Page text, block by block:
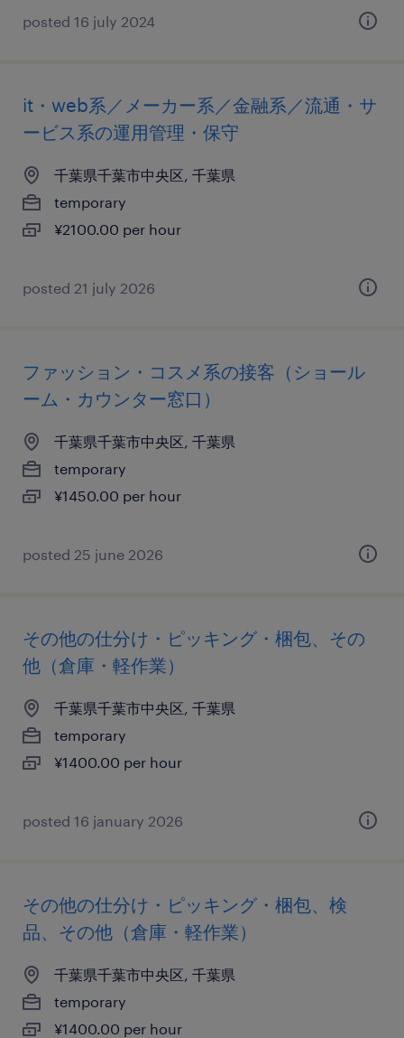
posted 16 july 2024
it・web系／メーカー系／金融系／流通・サ
ービス系の運用管理・保守
千葉県千葉市中央区, 千葉県
temporary
¥2100.00 per hour
posted 21 july 2026
ファッション・コスメ系の接客（ショール
ーム・カウンター窓口）
千葉県千葉市中央区, 千葉県
temporary
¥1450.00 per hour
posted 25 june 2026
その他の仕分け・ピッキング・梱包、その
他（倉庫・軽作業）
千葉県千葉市中央区, 千葉県
temporary
¥1400.00 per hour
posted 16 january 2026
その他の仕分け・ピッキング・梱包、検
品、その他（倉庫・軽作業）
千葉県千葉市中央区, 千葉県
temporary
¥1400.00 per hour